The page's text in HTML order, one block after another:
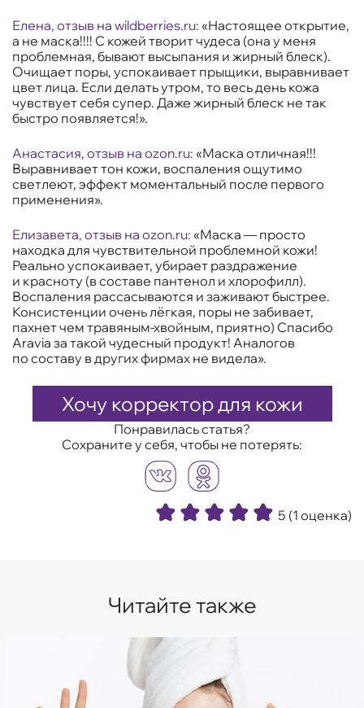
Елена, отзыв на wildberries.ru: «Настоящее открытие,
а не маска!!!! С кожей творит чудеса (она у меня
проблемная, бывают высыпания и жирный блеск).
Очищает поры, успокаивает прыщики, выравнивает
цвет лица. Если делать утром, то весь день кожа
чувствует себя супер. Даже жирный блеск не так
быстро появляется!».
Анастасия, отзыв на ozon.ru: «Маска отличная!!!
Выравнивает тон кожи, воспаления ощутимо
светлеют, эффект моментальный после первого
применения».
Елизавета, отзыв на ozon.ru: «Маска — просто
находка для чувствительной проблемной кожи!
Реально успокаивает, убирает раздражение
и красноту (в составе пантенол и хлорофилл).
Воспаления рассасываются и заживают быстрее.
Консистенции очень лёгкая, поры не забивает,
пахнет чем травяным-хвойным, приятно) Спасибо
Aravia за такой чудесный продукт! Аналогов
по составу в других фирмах не видела».
Хочу корректор для кожи
Понравилась статья?
Сохраните у себя, чтобы не потерять:
5 (1 оценка)
Читайте также